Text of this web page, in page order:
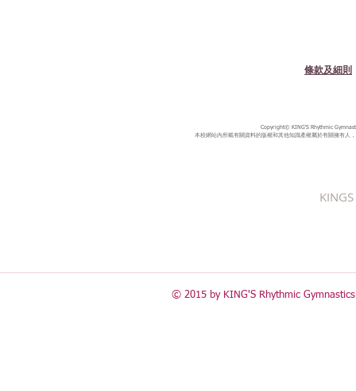
條款及細則
Copyright© KING'S Rhythmic
本校網站內所載有關資料的版權和其他知識產權屬於有關擁有人
© 2015 by KING'S Rhythmic